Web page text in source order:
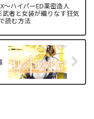
～ハイパーED薬密造人
武者と女装が織りなす狂気
読む方法